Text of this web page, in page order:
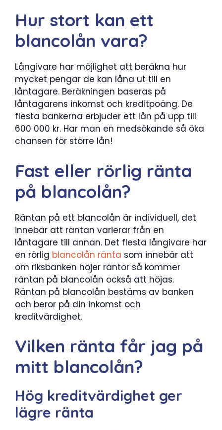
Hur stort kan ett
blancolån vara?
Långivare har möjlighet att beräkna hur
mycket pengar de kan låna ut till en
låntagare. Beräkningen baseras på
låntagarens inkomst och kreditpoäng. De
flesta bankerna erbjuder ett lån på upp till
600 000 kr. Har man en medsökande så öka
chansen för större lån!
Fast eller rörlig ränta
på blancolån?
Räntan på ett blancolån är individuell, det
innebär att räntan varierar från en
låntagare till annan. Det flesta långivare har
en rörlig blancolån ränta som innebär att
om riksbanken höjer räntor så kommer
räntan på blancolån också att höjas.
Räntan på blancolån bestäms av banken
och beror på din inkomst och
kreditvärdighet.
Vilken ränta får jag på
mitt blancolån?
Hög kreditvärdighet ger
lägre ränta